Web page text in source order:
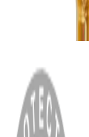
MENÜ
Anasayfa
Hakkımızda
Blog